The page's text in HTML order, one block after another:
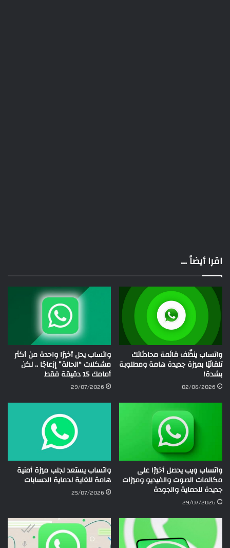
اقرا أيضاً ...
واتساب ينظّف قائمة محادثاتك
تلقائيًا بميزة جديدة هامة ومطلوبة
بشدة!
02/08/2026
واتساب يحل أخيرًا واحدة من أكثر
مشكلات “الحالة” إزعاجًا .. لكن
أمامك 15 دقيقة فقط
29/07/2026
واتساب ويب يحصل أخيرًا على
مكالمات الصوت والفيديو وميزات
جديدة للحماية والجودة
29/07/2026
واتساب يستعد لجلب ميزة أمنية
هامة للغاية لحماية الحسابات
25/07/2026